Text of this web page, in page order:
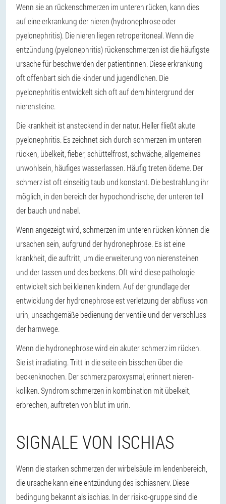
Wenn sie an rückenschmerzen im unteren rücken, kann dies
auf eine erkrankung der nieren (hydronephrose oder
pyelonephritis). Die nieren liegen retroperitoneal. Wenn die
entzündung (pyelonephritis) rückenschmerzen ist die häufigste
ursache für beschwerden der patientinnen. Diese erkrankung
oft offenbart sich die kinder und jugendlichen. Die
pyelonephritis entwickelt sich oft auf dem hintergrund der
nierensteine.
Die krankheit ist ansteckend in der natur. Heller fließt akute
pyelonephritis. Es zeichnet sich durch schmerzen im unteren
rücken, übelkeit, fieber, schüttelfrost, schwäche, allgemeines
unwohlsein, häufiges wasserlassen. Häufig treten ödeme. Der
schmerz ist oft einseitig taub und konstant. Die bestrahlung ihr
möglich, in den bereich der hypochondrische, der unteren teil
der bauch und nabel.
Wenn angezeigt wird, schmerzen im unteren rücken können die
ursachen sein, aufgrund der hydronephrose. Es ist eine
krankheit, die auftritt, um die erweiterung von nierensteinen
und der tassen und des beckens. Oft wird diese pathologie
entwickelt sich bei kleinen kindern. Auf der grundlage der
entwicklung der hydronephrose est verletzung der abfluss von
urin, unsachgemäße bedienung der ventile und der verschluss
der harnwege.
Wenn die hydronephrose wird ein akuter schmerz im rücken.
Sie ist irradiating. Tritt in die seite ein bisschen über die
beckenknochen. Der schmerz paroxysmal, erinnert nieren-
koliken. Syndrom schmerzen in kombination mit übelkeit,
erbrechen, auftreten von blut im urin.
SIGNALE VON ISCHIAS
Wenn die starken schmerzen der wirbelsäule im lendenbereich,
die ursache kann eine entzündung des ischiasnerv. Diese
bedingung bekannt als ischias. In der risiko-gruppe sind die